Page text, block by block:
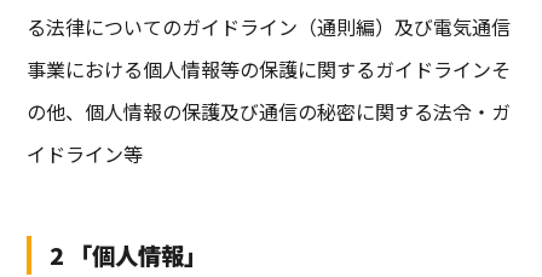
る法律についてのガイドライン（通則編）及び電気通信
事業における個人情報等の保護に関するガイドラインそ
の他、個人情報の保護及び通信の秘密に関する法令・ガ
イドライン等
2 「個人情報」